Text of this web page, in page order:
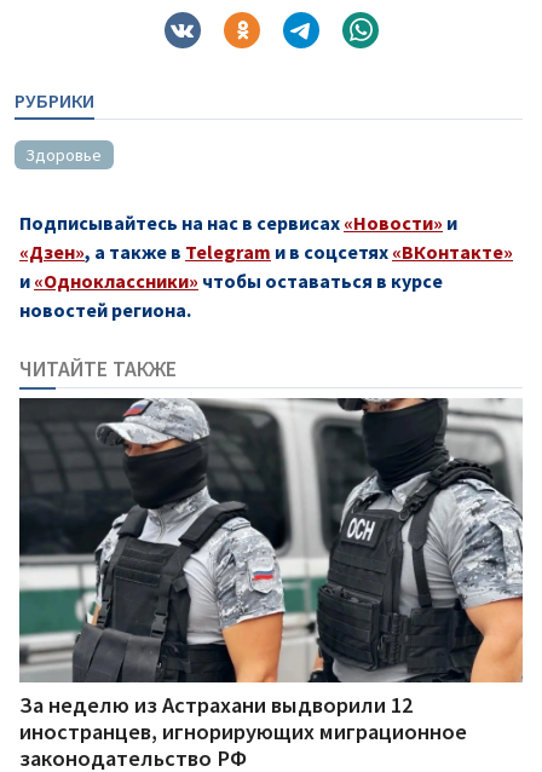
РУБРИКИ
Здоровье
Подписывайтесь на нас в сервисах «Новости» и
«Дзен», а также в Telegram и в соцсетях «ВКонтакте»
и «Одноклассники» чтобы оставаться в курсе
новостей региона.
ЧИТАЙТЕ ТАКЖЕ
За неделю из Астрахани выдворили 12
иностранцев, игнорирующих миграционное
законодательство РФ